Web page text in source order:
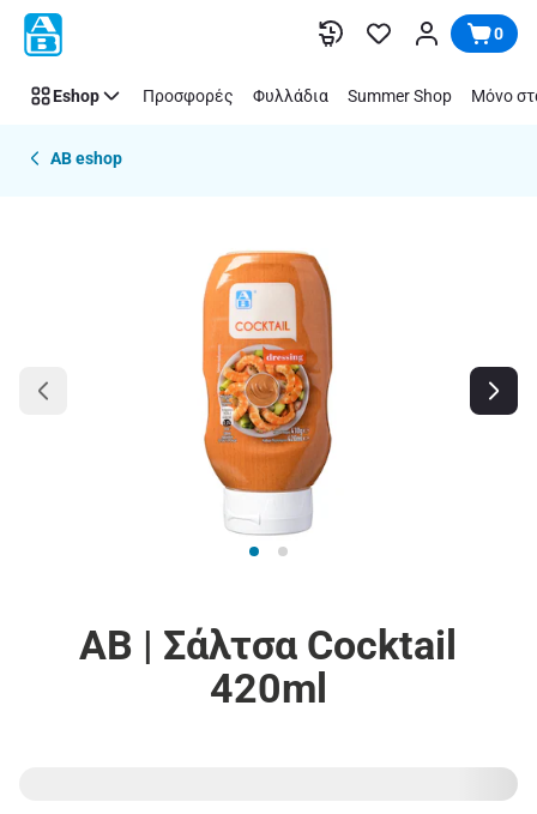
Παράλειψη 0
Eshop Προσφορές Φυλλάδια Summer Shop Μόνο
AB eshop
ΑΒ | Σάλτσα Cocktail
420ml